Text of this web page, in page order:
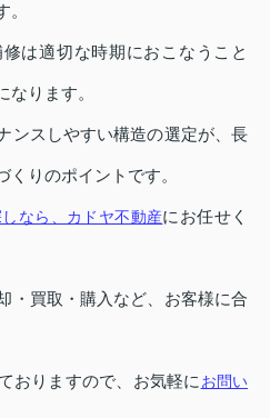
は適切な時期におこなうこと
ります。
ンスしやすい構造の選定が、長
くりのポイントです。
なら、カドヤ不動産にお任せく
・買取・購入など、お客様に合
おりますので、お気軽にお問い